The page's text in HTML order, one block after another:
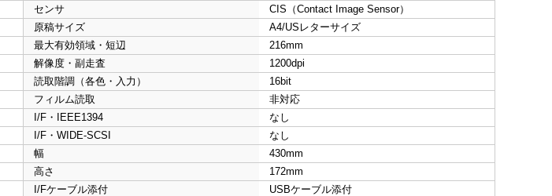
センサ
CIS（Contact Image Sensor）
原稿サイズ
A4/USレターサイズ
最大有効領域・短辺
216mm
解像度・副走査
1200dpi
読取階調（各色・入力）
16bit
フィルム読取
非対応
I/F・IEEE1394
なし
I/F・WIDE-SCSI
なし
幅
430mm
高さ
172mm
I/Fケーブル添付 USBケーブル添付